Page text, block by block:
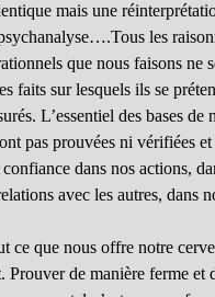
mais une
les
que nous faisons ne
faits sur lesquels ils se
L’essentiel des bases de
pas prouvées ni vérifiées
dans nos actions,
avec les autres, dans
ce que nous offre notre
Prouver de manière ferme et